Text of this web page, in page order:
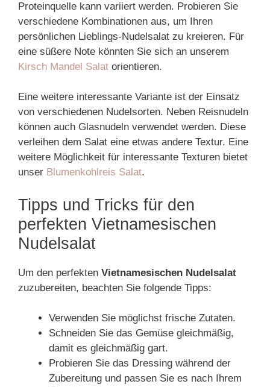
Proteinquelle kann variiert werden. Probieren Sie
verschiedene Kombinationen aus, um Ihren
persönlichen Lieblings-Nudelsalat zu kreieren. Für
eine süßere Note könnten Sie sich an unserem
Kirsch Mandel Salat orientieren.
Eine weitere interessante Variante ist der Einsatz
von verschiedenen Nudelsorten. Neben Reisnudeln
können auch Glasnudeln verwendet werden. Diese
verleihen dem Salat eine etwas andere Textur. Eine
weitere Möglichkeit für interessante Texturen bietet
unser Blumenkohlreis Salat.
Tipps und Tricks für den
perfekten Vietnamesischen
Nudelsalat
Um den perfekten Vietnamesischen Nudelsalat
zuzubereiten, beachten Sie folgende Tipps:
Verwenden Sie möglichst frische Zutaten.
Schneiden Sie das Gemüse gleichmäßig,
damit es gleichmäßig gart.
Probieren Sie das Dressing während der
Zubereitung und passen Sie es nach Ihrem